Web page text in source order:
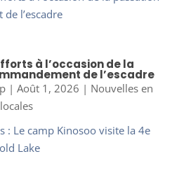
à l’occasion de la
de l’escadre
| Août 1, 2026 | Nouvelles en